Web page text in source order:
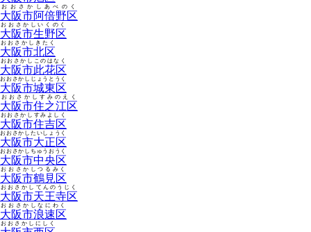
大阪市阿倍野区
おおさかしあべのく
大阪市生野区
おおさかしいくのく
大阪市北区
おおさかしきたく
大阪市此花区
おおさかしこのはなく
大阪市城東区
おおさかしじょうとうく
大阪市住之江区
おおさかしすみのえく
大阪市住吉区
おおさかしすみよしく
大阪市大正区
おおさかしたいしょうく
大阪市中央区
おおさかしちゅうおうく
大阪市鶴見区
おおさかしつるみく
大阪市天王寺区
おおさかしてんのうじく
大阪市浪速区
おおさかしなにわく
おおさかしにしく